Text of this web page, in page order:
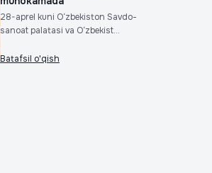
28-aprel kuni O‘zbekiston Savdo-
sanoat palatasi va O‘zbekist...
Batafsil o'qish